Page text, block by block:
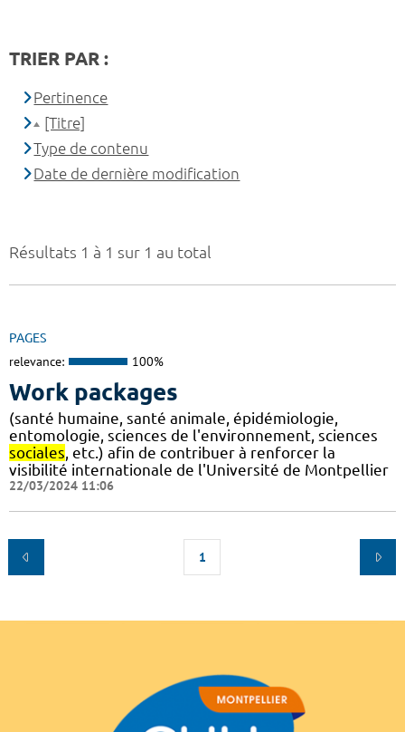
Résultats 1 à 1 sur 1 au total
PAGES
relevance: 100%
Work packages
(santé humaine, santé animale, épidémiologie,
entomologie, sciences de l'environnement, sciences
sociales , etc.) afin de contribuer à renforcer la
visibilité internationale de l'Université de Montpellier
22/03/2024 11:06
1
TRIER PAR :
Pertinence
[Titre]
Type de contenu
Date de dernière modification